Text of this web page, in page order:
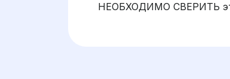
НЕОБХОДИМО СВЕРИТЬ